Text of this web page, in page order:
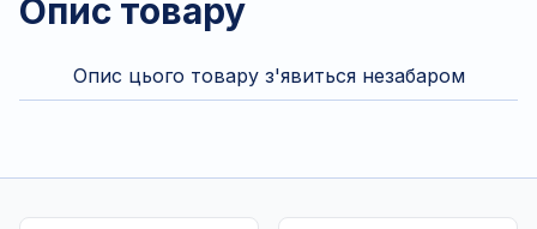
Опис товару
Опис цього товару з'явиться незабаром